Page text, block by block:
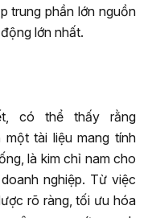
trung phần lớn nguồn
lớn nhất.
có thể thấy rằng
một tài liệu mang tính
là kim chỉ nam cho
nghiệp. Từ việc
rõ ràng, tối ưu hóa